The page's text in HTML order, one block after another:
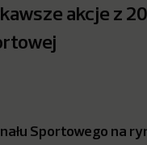
akcje z
Sportowego na